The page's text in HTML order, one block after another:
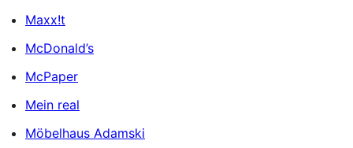
Maxx!t
McDonald’s
McPaper
Mein real
Möbelhaus Adamski